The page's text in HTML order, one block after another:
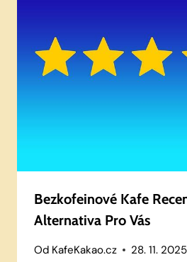
Bezkofeinové Kafe
Alternativa Pro Vás
Od KafeKakao.cz 28. 11. 2025